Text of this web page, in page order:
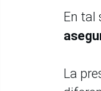
En tal
La